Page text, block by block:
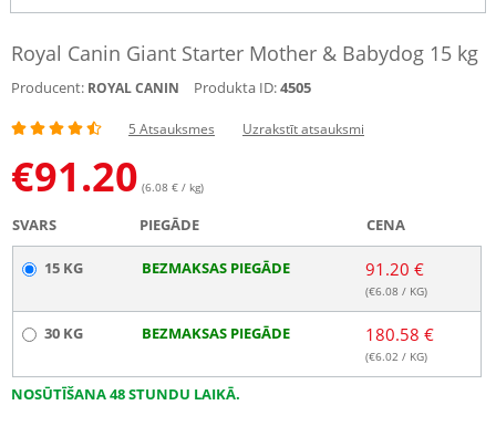
Royal Canin Giant Starter Mother & Babydog 15 kg
Producent: ROYAL CANIN Produkta ID:4505
5 Atsauksmes Uzrakstīt atsauksmi
€91.20 (6.08 € / kg)
SVARS PIEGĀDE CENA
15 KG BEZMAKSAS PIEGĀDE 91.20 €
(€6.08 / KG)
30 KG BEZMAKSAS PIEGĀDE 180.58 €
(€6.02 / KG)
NOSŪTĪŠANA 48 STUNDU LAIKĀ.